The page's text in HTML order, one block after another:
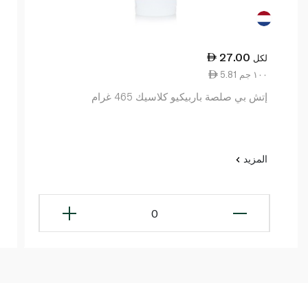
27.00 لكل
5.81 ١٠٠ جم
إتش بي صلصة باربيكيو كلاسيك 465 غرام
المزيد
0